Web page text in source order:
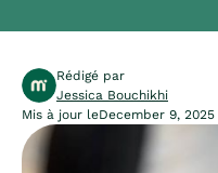
Rédigé par
Jessica Bouchikhi
Mis à jour leDecember 9, 2025